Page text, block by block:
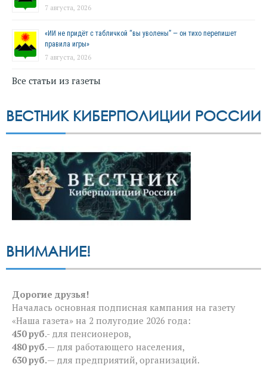
7 августа, 2026
«ИИ не придёт с табличкой “вы уволены” — он тихо перепишет
правила игры»
7 августа, 2026
Все статьи из газеты
ВЕСТНИК КИБЕРПОЛИЦИИ РОССИИ
ВНИМАНИЕ!
Дорогие друзья!
Началась основная подписная кампания на газету
«Наша газета» на 2 полугодие 2026 года:
450 руб.- для пенсионеров,
480 руб.— для работающего населения,
630 руб.— для предприятий, организаций.